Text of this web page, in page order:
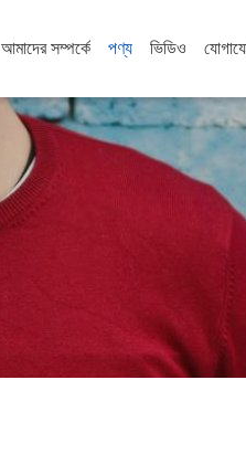
আমাদের সম্পর্কে পণ্য ভিডিও